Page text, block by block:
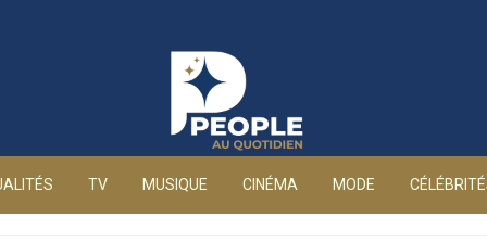
People au quotidien
TV MUSIQUE CINÉMA MODE